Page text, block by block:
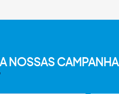
NOSSAS